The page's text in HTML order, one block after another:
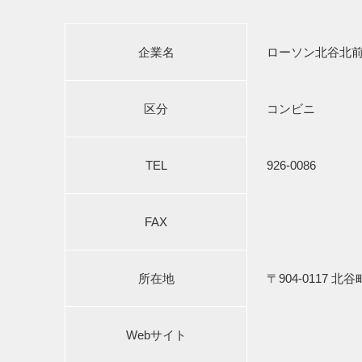
企業名 ローソン北谷北
区分 コンビニ
TEL 926-0086
FAX
所在地 〒904-0117 北谷
Webサイト